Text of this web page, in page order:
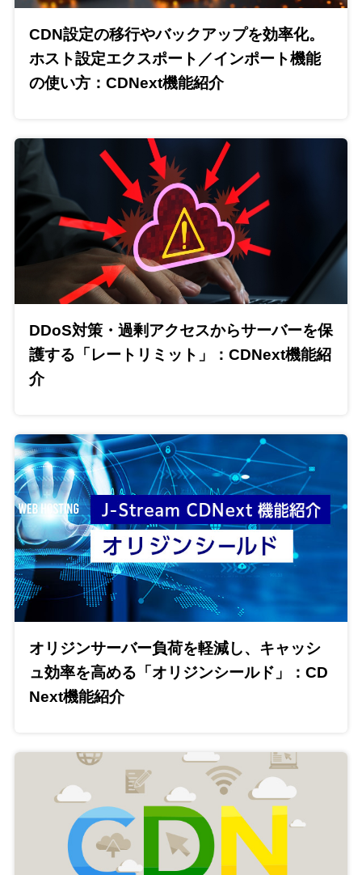
CDN設定の移行やバックアップを効率化。
ホスト設定エクスポート／インポート機能
の使い方：CDNext機能紹介
DDoS対策・過剰アクセスからサーバーを保
護する「レートリミット」：CDNext機能紹
介
オリジンサーバー負荷を軽減し、キャッシ
ュ効率を高める「オリジンシールド」：CD
Next機能紹介